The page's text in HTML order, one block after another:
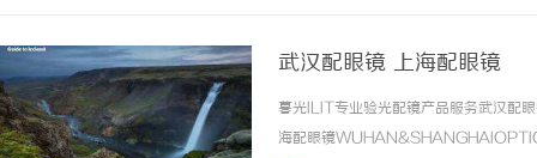
武汉配眼镜 上海配眼镜
暮光ILIT专业验光配镜产品服务武汉配
海配眼镜